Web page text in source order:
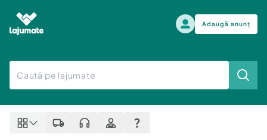
Adaugă anunț
Alege categoria
Toate Anunturile
Auto, moto si ambarcatiuni